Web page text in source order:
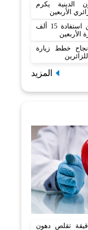
الدينية يكرم
الأربعين
معهد القرآن الكريم النسوي يعلن استفادة 15 ألف
الأربعين
نجاح خطط زيارة
المزيد
نهاية الأسبوع.. 75 دقيقة تقلص دهون